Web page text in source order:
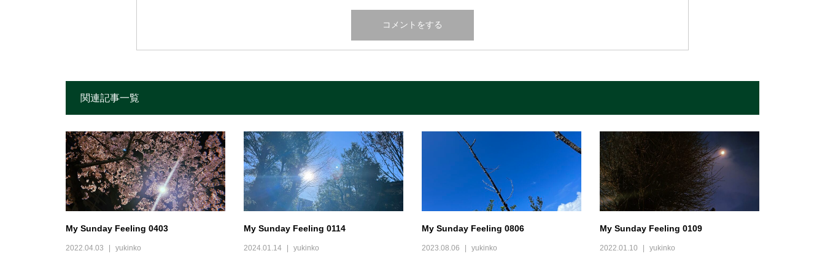
関連記事一覧
My Sunday Feeling 0403
2022.04.03 yukinko
My Sunday Feeling 0114
2024.01.14 yukinko
My Sunday Feeling 0806
2023.08.06 yukinko
My Sunday Feeling 0109
2022.01.10 yukinko